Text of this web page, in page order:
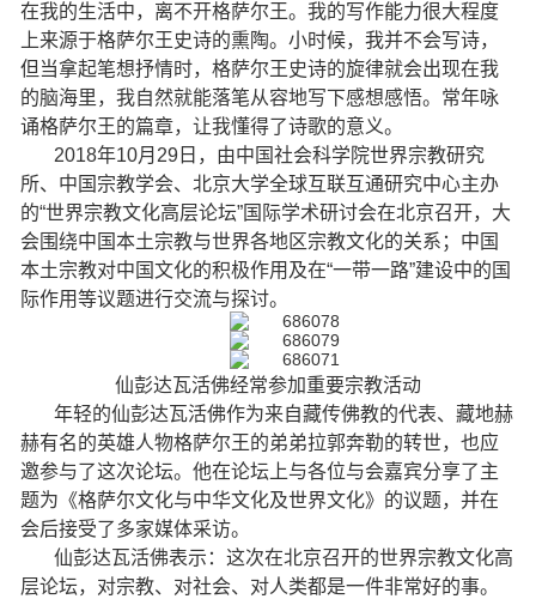
在我的生活中，离不开格萨尔王。我的写作能力很大程度
上来源于格萨尔王史诗的熏陶。小时候，我并不会写诗，
但当拿起笔想抒情时，格萨尔王史诗的旋律就会出现在我
的脑海里，我自然就能落笔从容地写下感想感悟。常年咏
诵格萨尔王的篇章，让我懂得了诗歌的意义。
2018年10月29日，由中国社会科学院世界宗教研究
所、中国宗教学会、北京大学全球互联互通研究中心主办
的“世界宗教文化高层论坛”国际学术研讨会在北京召开，大
会围绕中国本土宗教与世界各地区宗教文化的关系；中国
本土宗教对中国文化的积极作用及在“一带一路”建设中的国
际作用等议题进行交流与探讨。
仙彭达瓦活佛经常参加重要宗教活动
年轻的仙彭达瓦活佛作为来自藏传佛教的代表、藏地赫
赫有名的英雄人物格萨尔王的弟弟拉郭奔勒的转世，也应
邀参与了这次论坛。他在论坛上与各位与会嘉宾分享了主
题为《格萨尔文化与中华文化及世界文化》的议题，并在
会后接受了多家媒体采访。
仙彭达瓦活佛表示：这次在北京召开的世界宗教文化高
层论坛，对宗教、对社会、对人类都是一件非常好的事。